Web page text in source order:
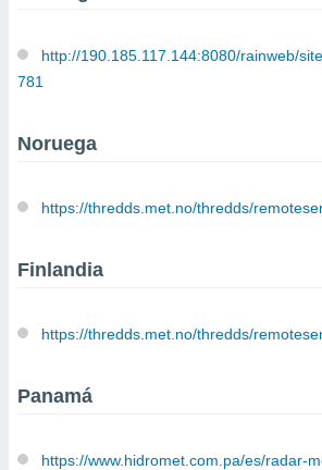
http://190.185.117.144:8080/rainweb/
781
Noruega
https://thredds.met.no/thredds/
Finlandia
https://thredds.met.no/thredds/
Panamá
https://www.hidromet.com.pa/es/radar-